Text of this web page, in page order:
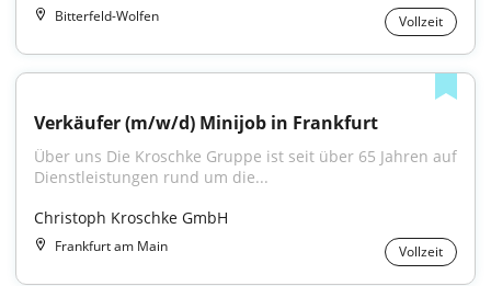
Bitterfeld-Wolfen Vollzeit
Verkäufer (m/w/d) Minijob in Frankfurt
Über uns Die Kroschke Gruppe ist seit über 65 Jahren auf
Dienstleistungen rund um die...
Christoph Kroschke GmbH
Frankfurt am Main Vollzeit